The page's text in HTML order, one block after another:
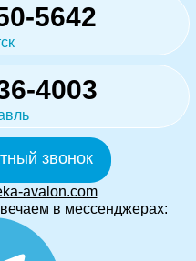
5642
4003
звонок
avalon.com
в мессенджерах: